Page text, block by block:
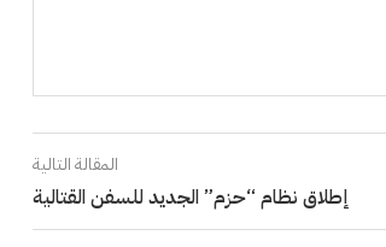
المقالة التالية
إطلاق نظام “حزم” الجديد للسفن القتالية